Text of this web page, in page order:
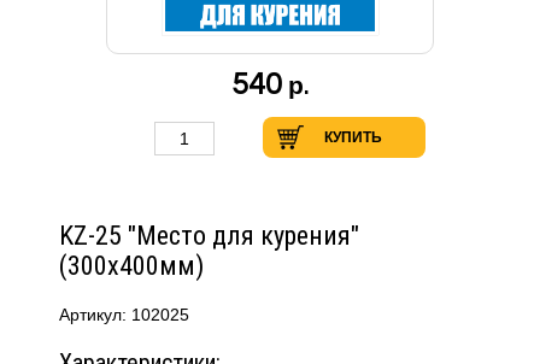
KZ-25 "Место для курения"
(300х400мм)
Артикул: 102025
540 р.
КУПИТЬ